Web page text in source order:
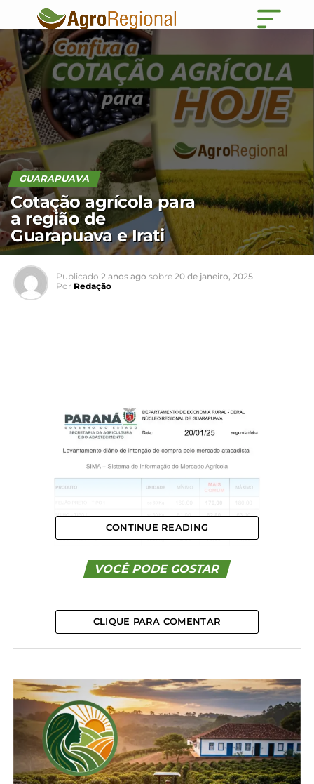
GUARAPUAVA
Cotação agrícola para
a região de
Guarapuava e Irati
Publicado 2 anos ago sobre 20 de janeiro, 2025
Por Redação
CONTINUE READING
VOCÊ PODE GOSTAR
CLIQUE PARA COMENTAR